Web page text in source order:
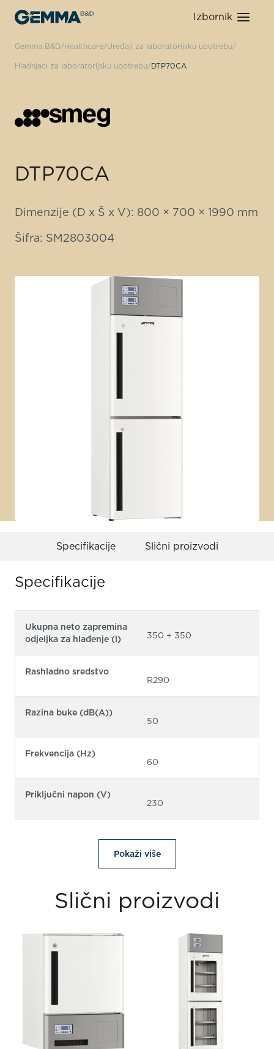
Izbornik
Gemma B&D Healthcare Uređaji za laboratorijsku upotrebu
Hladnjaci za laboratorijsku upotrebu DTP70CA
DTP70CA
Dimenzije (D x Š x V): 800 × 700 × 1990 mm
Šifra: SM2803004
Specifikacije Slični proizvodi
Specifikacije
Ukupna neto zapremina
odjeljka za hlađenje (l)
350 + 350
Rashladno sredstvo
R290
Razina buke (dB(A))
50
Frekvencija (Hz)
60
Priključni napon (V)
230
Pokaži više
Slični proizvodi